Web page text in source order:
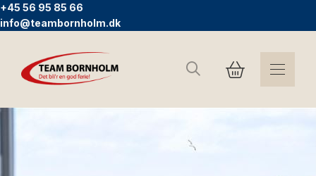
+45 56 95 85 66
info@teambornholm.dk
Søg